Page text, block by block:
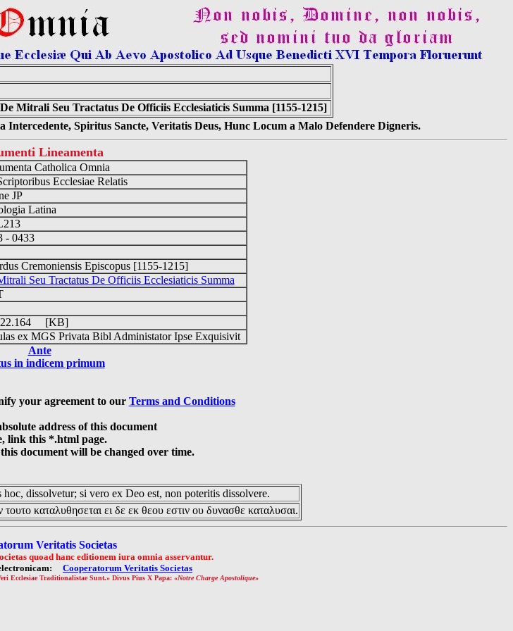
Mitrali Seu Tractatus De Officiis Ecclesiaticis Summa [1155-1215]
Spiritus Sancte, Veritatis Deus, Hunc Locum a Malo Defendere Digneris.
Lineamenta
Catholica Omnia
Ecclesiae Relatis
JP
Latina
- 0433
Cremoniensis Episcopus [1155-1215]
Seu Tractatus De Officiis Ecclesiaticis Summa
[KB]
ex MGS Privata Bibl Administator Ipse Exquisivit
Ante
in indicem primum
your agreement to our Terms and Conditions
address of this document
link this *.html page.
document will be changed over time.
dissolvetur; si vero ex Deo est, non poteritis dissolvere.
καταλυθησεται ει δε εκ θεου εστιν ου δυνασθε καταλυσαι.
Veritatis Societas
quoad hanc editionem iura omnia asservantur.
Cooperatorum Veritatis Societas
Ecclesiae Traditionalistae Sunt.» Divus Pius X Papa: «Notre Charge Apostolique»